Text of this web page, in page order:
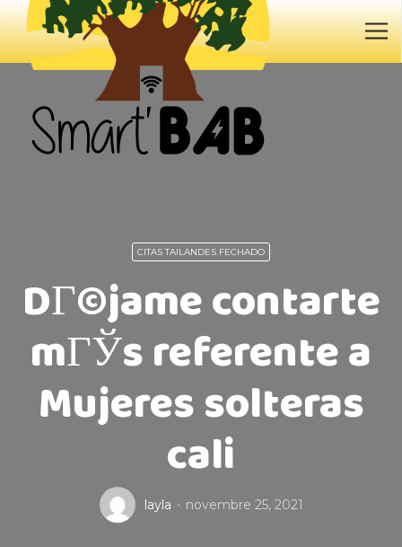
CITAS TAILANDES FECHADO
DГ©jame contarte
mГЎs referente a
Mujeres solteras
cali
layla novembre 25, 2021